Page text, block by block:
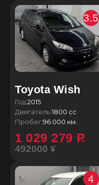
Toyota Wish
3.5
Год:2015
Двигатель:1800 сс
Пробег:96 000 км.
1 029 279 P
492000 ¥
4